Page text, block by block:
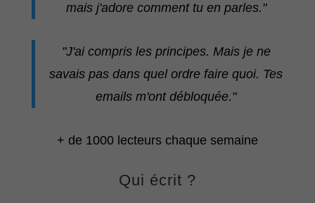
mais j'adore comment tu en parles."
"J'ai compris les principes. Mais je ne
savais pas dans quel ordre faire quoi. Tes
emails m'ont débloquée."
+ de 1000 lecteurs chaque semaine
Qui écrit ?